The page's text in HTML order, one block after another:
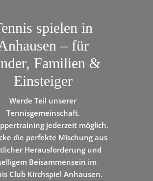
spielen in
– für
Familien &
Einsteiger
Werde Teil unserer
Tennisgemeinschaft.
jederzeit möglich.
die perfekte Mischung aus
Herausforderung und
Beisammensein im
Club Kirchspiel Anhausen.